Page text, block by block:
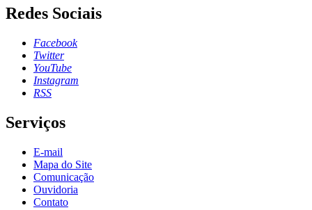
Redes Sociais
Facebook
Twitter
YouTube
Instagram
RSS
Serviços
E-mail
Mapa do Site
Comunicação
Ouvidoria
Contato